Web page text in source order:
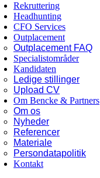
Rekruttering
Headhunting
CFO Services
Outplacement
Outplacement FAQ
Specialistområder
Kandidaten
Ledige stillinger
Upload CV
Om Bencke & Partners
Om os
Nyheder
Referencer
Materiale
Persondatapolitik
Kontakt